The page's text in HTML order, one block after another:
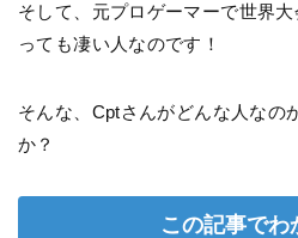
そして、元プロゲーマーで世界
っても凄い人なのです！
そんな、Cptさんがどんな人なの
か？
この記事でわ